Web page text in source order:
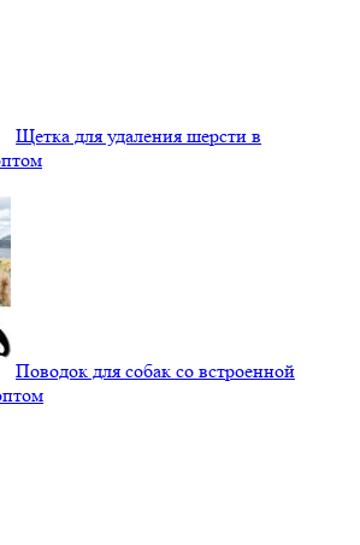
Щетка для удаления шерсти в
Поводок для собак со встроенной